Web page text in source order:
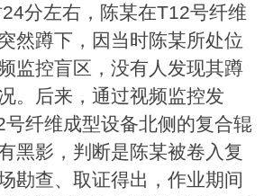
分左右，陈某在T12号纤维
然蹲下，因当时陈某所处位
监控盲区，没有人发现其蹲
。后来，通过视频监控发
纤维成型设备北侧的复合辊
黑影，判断是陈某被卷入复
勘查、取证得出，作业期间